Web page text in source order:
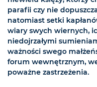
parafii czy nie
natomiast setki
wiary swych wiernych,
niedojrzałymi
ważności swego
forum wewnętrznym,
poważne zastrzeżenia.